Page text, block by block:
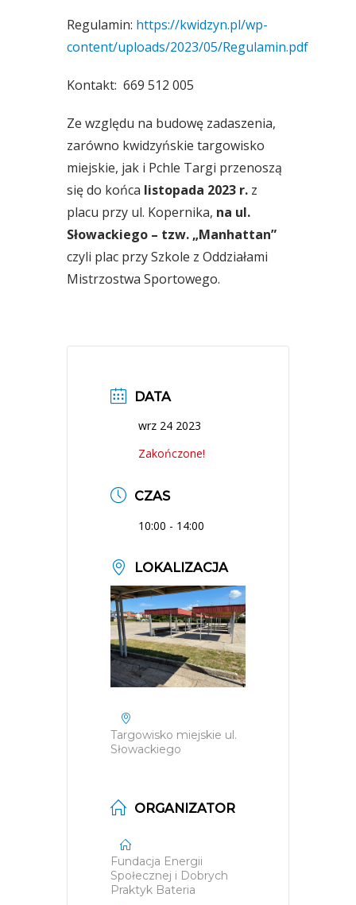
Regulamin: https://kwidzyn.pl/wp-
content/uploads/2023/05/Regulamin.pdf
Kontakt: 669 512 005
Ze względu na budowę zadaszenia,
zarówno kwidzyńskie targowisko
miejskie, jak i Pchle Targi przenoszą
się do końca listopada 2023 r. z
placu przy ul. Kopernika, na ul.
Słowackiego – tzw. „Manhattan”
czyli plac przy Szkole z Oddziałami
Mistrzostwa Sportowego.
DATA
wrz 24 2023
Zakończone!
CZAS
10:00 - 14:00
LOKALIZACJA
Targowisko miejskie ul.
Słowackiego
ORGANIZATOR
Fundacja Energii
Społecznej i Dobrych
Praktyk Bateria